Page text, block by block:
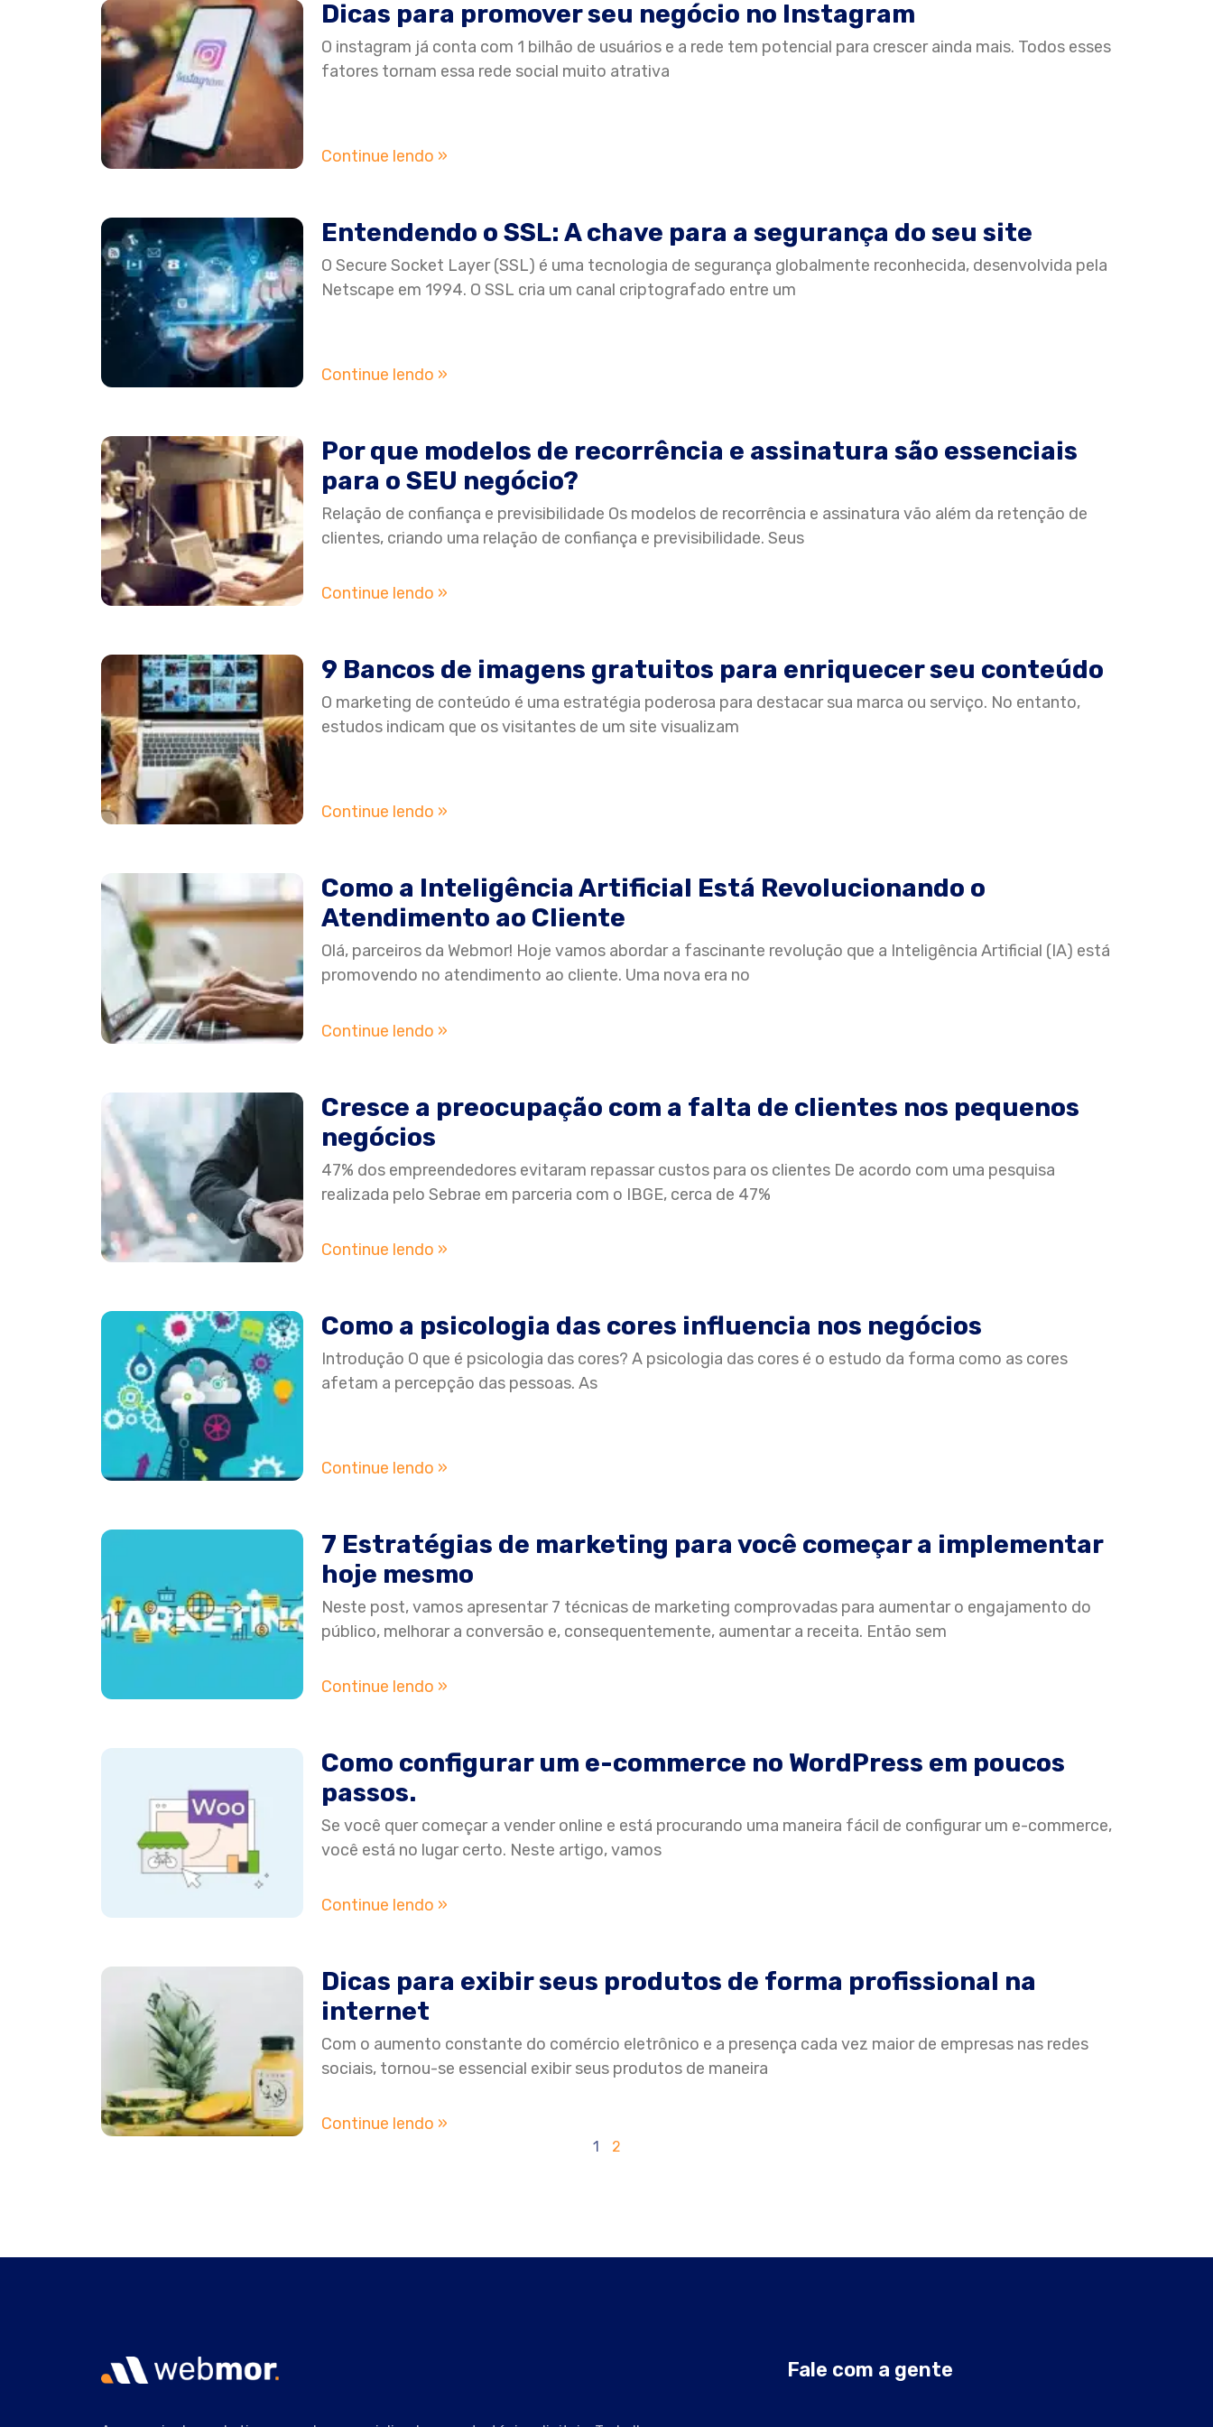
Dicas para promover seu negócio no Instagram
O instagram já conta com 1 bilhão de usuários e a rede tem potencial para crescer ainda mais. Todos esses
fatores tornam essa rede social muito atrativa
Continue lendo »
Entendendo o SSL: A chave para a segurança do seu site
O Secure Socket Layer (SSL) é uma tecnologia de segurança globalmente reconhecida, desenvolvida pela
Netscape em 1994. O SSL cria um canal criptografado entre um
Continue lendo »
Por que modelos de recorrência e assinatura são essenciais
para o SEU negócio?
Relação de confiança e previsibilidade Os modelos de recorrência e assinatura vão além da retenção de
clientes, criando uma relação de confiança e previsibilidade. Seus
Continue lendo »
9 Bancos de imagens gratuitos para enriquecer seu conteúdo
O marketing de conteúdo é uma estratégia poderosa para destacar sua marca ou serviço. No entanto,
estudos indicam que os visitantes de um site visualizam
Continue lendo »
Como a Inteligência Artificial Está Revolucionando o
Atendimento ao Cliente
Olá, parceiros da Webmor! Hoje vamos abordar a fascinante revolução que a Inteligência Artificial (IA) está
promovendo no atendimento ao cliente. Uma nova era no
Continue lendo »
Cresce a preocupação com a falta de clientes nos pequenos
negócios
47% dos empreendedores evitaram repassar custos para os clientes De acordo com uma pesquisa
realizada pelo Sebrae em parceria com o IBGE, cerca de 47%
Continue lendo »
Como a psicologia das cores influencia nos negócios
Introdução O que é psicologia das cores? A psicologia das cores é o estudo da forma como as cores
afetam a percepção das pessoas. As
Continue lendo »
7 Estratégias de marketing para você começar a implementar
hoje mesmo
Neste post, vamos apresentar 7 técnicas de marketing comprovadas para aumentar o engajamento do
público, melhorar a conversão e, consequentemente, aumentar a receita. Então sem
Continue lendo »
Como configurar um e-commerce no WordPress em poucos
passos.
Se você quer começar a vender online e está procurando uma maneira fácil de configurar um e-commerce,
você está no lugar certo. Neste artigo, vamos
Continue lendo »
Dicas para exibir seus produtos de forma profissional na
internet
Com o aumento constante do comércio eletrônico e a presença cada vez maior de empresas nas redes
sociais, tornou-se essencial exibir seus produtos de maneira
Continue lendo »
1 2
Fale com a gente